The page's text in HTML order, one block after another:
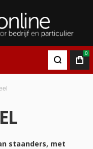
0
staanders, met